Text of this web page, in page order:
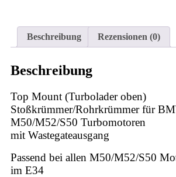
Beschreibung Rezensionen (0)
Beschreibung
Top Mount (Turbolader oben)
Stoßkrümmer/Rohrkrümmer für
M50/M52/S50 Turbomotoren
mit Wastegateausgang
Passend bei allen M50/M52/S50
im E34